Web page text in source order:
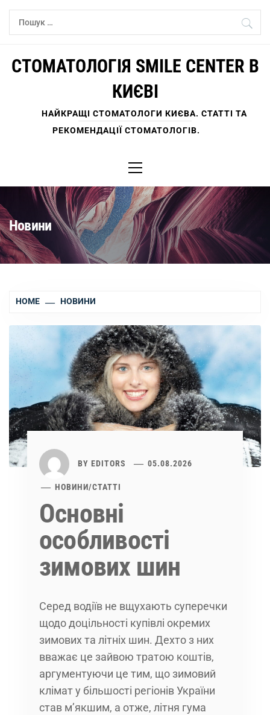
Skip
Пошук:
СТОМАТОЛОГІЯ SMILE CENTER В
КИЄВІ
НАЙКРАЩІ СТОМАТОЛОГИ КИЄВА. СТАТТІ ТА
РЕКОМЕНДАЦІЇ СТОМАТОЛОГІВ.
Menu
Новини
HOME НОВИНИ
BY EDITORS 05.08.2026
НОВИНИ/СТАТТІ
Основні
особливості
зимових шин
Серед водіїв не вщухають суперечки
щодо доцільності купівлі окремих
зимових та літніх шин. Дехто з них
вважає це зайвою тратою коштів,
аргументуючи це тим, що зимовий
клімат у більшості регіонів України
став м’якшим, а отже, літня гума